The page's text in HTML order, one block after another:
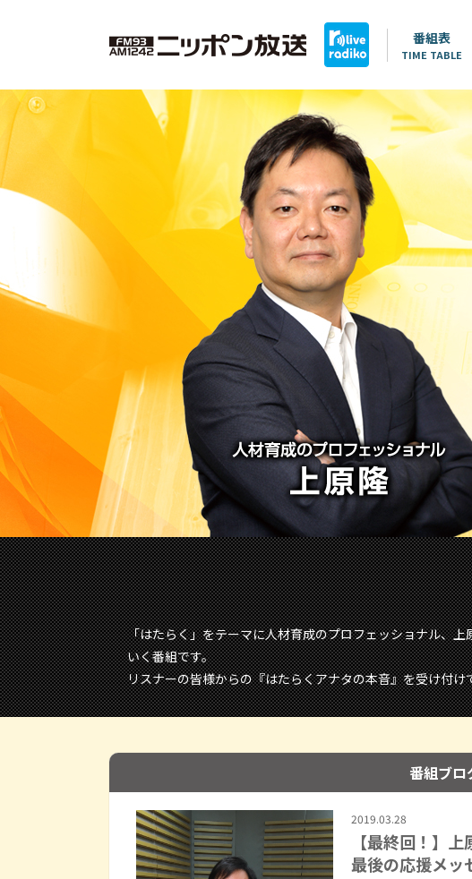
番組表
TIME TABLE
「はたらく」をテーマに人材育成のプロフェッショナル、
いく番組です。
リスナーの皆様からの『はたらくアナタの本音』を受け付け
番組ブロ
2019.03.28
【最終回！】
最後の応援メッ